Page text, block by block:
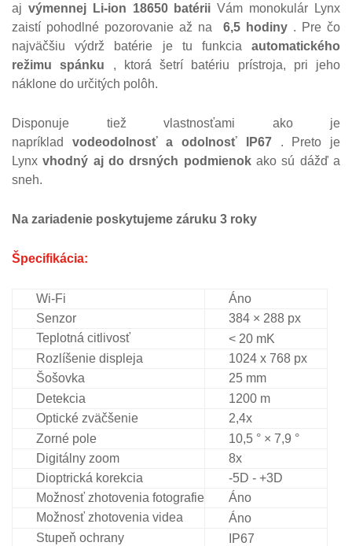
aj výmennej Li-ion 18650 batérii Vám monokulár Lynx
zaistí pohodlné pozorovanie až na 6,5 ​​hodiny . Pre čo
najväčšiu výdrž batérie je tu funkcia automatického
režimu spánku , ktorá šetrí batériu prístroja, pri jeho
náklone do určitých polôh.
Disponuje tiež vlastnosťami ako je
napríklad vodeodolnosť a odolnosť IP67. Preto je
Lynxvhodný aj do drsných podmienokako sú dážď a
sneh.
Na zariadenie poskytujeme záruku 3 roky
Špecifikácia:
Wi-Fi
Áno
Senzor
384 × 288 px
Teplotná citlivosť
< 20 mK
Rozlíšenie displeja
1024 x 768 px
Šošovka
25 mm
Detekcia
1200 m
Optické zväčšenie
2,4x
Zorné pole
10,5 ° × 7,9 °
Digitálny zoom
8x
Dioptrická korekcia
-5D - +3D
Možnosť zhotovenia fotografie
Áno
Možnosť zhotovenia videa
Áno
Stupeň ochrany
IP67